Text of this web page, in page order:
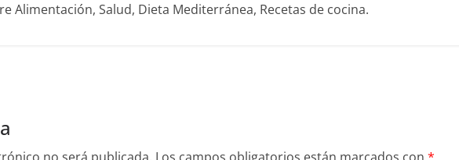
Alimentación, Salud, Dieta Mediterránea, Recetas de cocina.